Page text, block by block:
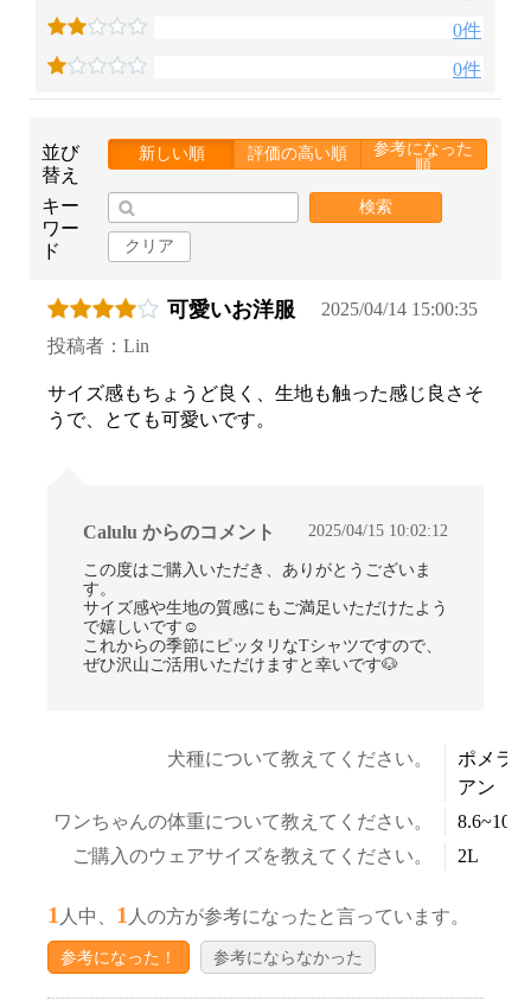
お買い物を続ける カートへ進む
0件
0件
並び
替え
新しい順 評価の高い順
参考になった
順
キー
ワー
ド
検索
クリア
可愛いお洋服
2025/04/14 15:00:35
投稿者：Lin
サイズ感もちょうど良く、生地も触った感じ良さそ
うで、とても可愛いです。
Calulu からのコメント 2025/04/15 10:02:12
この度はご購入いただき、ありがとうございま
す。
サイズ感や生地の質感にもご満足いただけたよう
で嬉しいです☺
これからの季節にピッタリなTシャツですので、
ぜひ沢山ご活用いただけますと幸いです🐶
犬種について教えてください。
ポメラ
アン
ワンちゃんの体重について教えてください。
ご購入のウェアサイズを教えてください。
2L
1 人中、 1 人の方が参考になったと言っています。
参考になった！ 参考にならなかった